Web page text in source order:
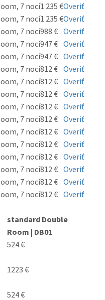
7 nocí1 235 €Overiť
7 nocí1 235 €Overiť
7 nocí988 € Overiť
7 nocí947 € Overiť
7 nocí947 € Overiť
7 nocí812 € Overiť
7 nocí812 € Overiť
7 nocí812 € Overiť
7 nocí812 € Overiť
7 nocí812 € Overiť
7 nocí812 € Overiť
7 nocí812 € Overiť
7 nocí812 € Overiť
7 nocí812 € Overiť
7 nocí812 € Overiť
7 nocí812 € Overiť
standard Double
Room | DB01
524 €
1223 €
524 €